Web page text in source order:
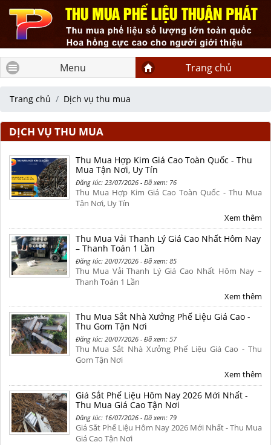
Menu Trang chủ
Trang chủ Dịch vụ thu mua
DỊCH VỤ THU MUA
Thu Mua Hợp Kim Giá Cao Toàn Quốc - Thu
Mua Tận Nơi, Uy Tín
Đăng lúc: 23/07/2026 - Đã xem: 76
Thu Mua Hợp Kim Giá Cao Toàn Quốc - Thu Mua
Tận Nơi, Uy Tín
Xem thêm
Thu Mua Vải Thanh Lý Giá Cao Nhất Hôm Nay
– Thanh Toán 1 Lần
Đăng lúc: 20/07/2026 - Đã xem: 85
Thu Mua Vải Thanh Lý Giá Cao Nhất Hôm Nay –
Thanh Toán 1 Lần
Xem thêm
Thu Mua Sắt Nhà Xưởng Phế Liệu Giá Cao -
Thu Gom Tận Nơi
Đăng lúc: 20/07/2026 - Đã xem: 57
Thu Mua Sắt Nhà Xưởng Phế Liệu Giá Cao - Thu
Gom Tận Nơi
Xem thêm
Giá Sắt Phế Liệu Hôm Nay 2026 Mới Nhất -
Thu Mua Giá Cao Tận Nơi
Đăng lúc: 16/07/2026 - Đã xem: 79
Giá Sắt Phế Liệu Hôm Nay 2026 Mới Nhất - Thu Mua
Giá Cao Tận Nơi